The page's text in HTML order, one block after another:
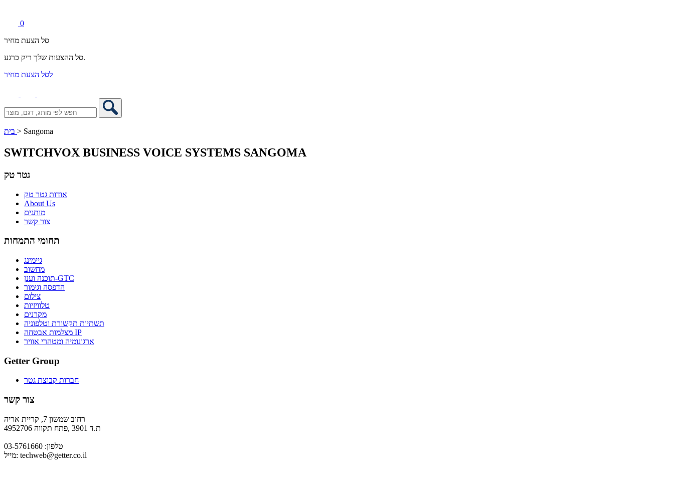
0
סל הצעת מחיר
סל ההצעות שלך ריק כרגע.
לסל הצעת מחיר
> Sangoma
SWITCHVOX BUSINESS VOICE SYSTEMS SANGOMA
גטר טק
אודות גטר טק
About Us
מותגים
צור קשר
תחומי התמחות
גיימינג
מחשוב
תוכנה וענן-GTC
הדפסה וגימור
צילום
טלוויזיות
מקרנים
תשתיות תקשורת וטלפוניה
מצלמות אבטחה IP
ארגונומיה ומטהרי אוויר
Getter Group
חברות קבוצת גטר
צור קשר
רחוב שמשון 7, קריית אריה
ת.ד 3901 ,פתח תקווה 4952706
טלפון: 03-5761660
מייל: techweb@getter.co.il